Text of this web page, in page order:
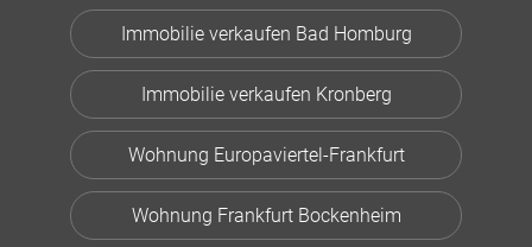
Immobilie verkaufen Bad Homburg
Immobilie verkaufen Kronberg
Wohnung Europaviertel-Frankfurt
Wohnung Frankfurt Bockenheim